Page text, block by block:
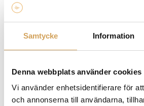
Samtycke Information
Denna webbplats använder cookies
Vi använder enhetsidentifierare för
och annonserna till användarna,
De
olika
kan
väljas
på